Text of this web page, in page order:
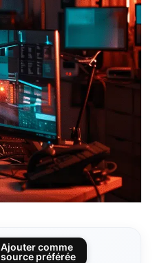
Ajouter comme
source préférée